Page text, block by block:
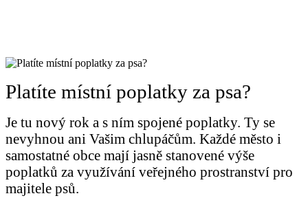
Platíte místní poplatky za psa?
Je tu nový rok a s ním spojené poplatky. Ty se
nevyhnou ani Vašim chlupáčům. Každé město i
samostatné obce mají jasně stanovené výše
poplatků za využívání veřejného prostranství pro
majitele psů.